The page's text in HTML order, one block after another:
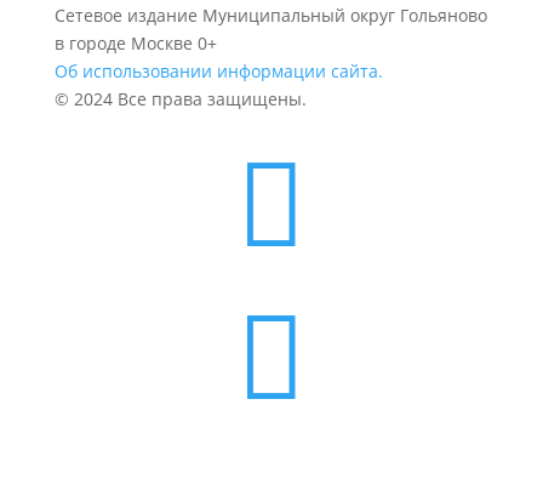
Сетевое издание Муниципальный округ Гольяново
в городе Москве 0+
Об использовании информации сайта.
© 2024 Все права защищены.

